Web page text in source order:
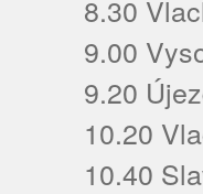
8.30
9.00
9.20
10.20
10.40